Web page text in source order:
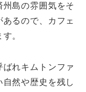
島の雰囲気をそ
るので、カフェ
。
れキムトンファ
然や歴史を残し